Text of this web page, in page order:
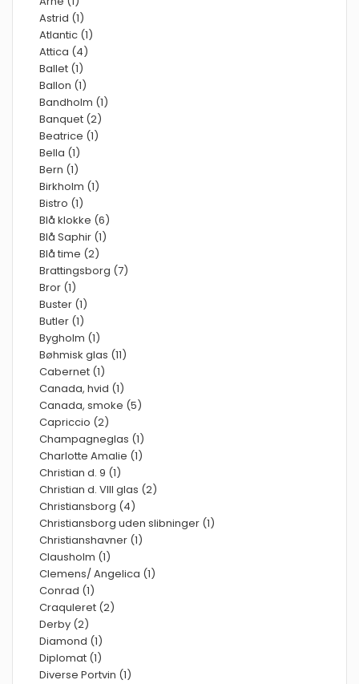
Astrid (1)
Atlantic (1)
Attica (4)
Ballet (1)
Ballon (1)
Bandholm (1)
Banquet (2)
Beatrice (1)
Bella (1)
Bern (1)
Birkholm (1)
Bistro (1)
Blå klokke (6)
Blå Saphir (1)
Blå time (2)
Brattingsborg (7)
Bror (1)
Buster (1)
Butler (1)
Bygholm (1)
Bøhmisk glas (11)
Cabernet (1)
Canada, hvid (1)
Canada, smoke (5)
Capriccio (2)
Champagneglas (1)
Charlotte Amalie (1)
Christian d. 9 (1)
Christian d. VIII glas (2)
Christiansborg (4)
Christiansborg uden slibninger (1)
Christianshavner (1)
Clausholm (1)
Clemens/ Angelica (1)
Conrad (1)
Craquleret (2)
Derby (2)
Diamond (1)
Diplomat (1)
Diverse Portvin (1)